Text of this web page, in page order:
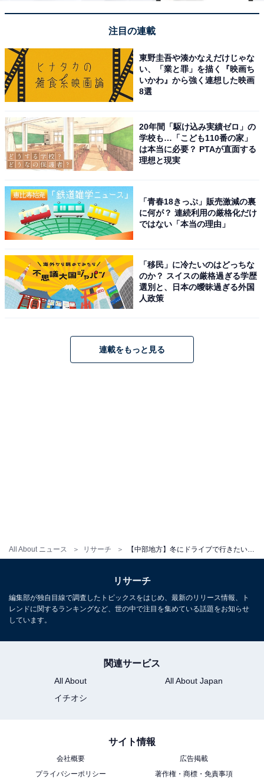
All About ニュース リサーチ 【中部地方】冬にドライブで行きたい場所ランキング！ 「なばなの里」を抑えた1位は？
注目の連載
東野圭吾や湊かなえだけじゃな
い、「業と罪」を描く『映画ち
いかわ』から強く連想した映画
8選
20年間「駆け込み実績ゼロ」の
学校も…「こども110番の家」
は本当に必要？ PTAが直面する
理想と現実
「青春18きっぷ」販売激減の裏
に何が？ 連続利用の厳格化だけ
ではない「本当の理由」
「移民」に冷たいのはどっちな
のか？ スイスの厳格過ぎる学歴
選別と、日本の曖昧過ぎる外国
人政策
連載をもっと見る
リサーチ
編集部が独自目線で調査したトピックスをはじめ、最新のリリース情報、ト
レンドに関するランキングなど、世の中で注目を集めている話題をお知らせ
しています。
関連サービス
All About
All About Japan
イチオシ
サイト情報
会社概要
広告掲載
プライバシーポリシー
著作権・商標・免責事項